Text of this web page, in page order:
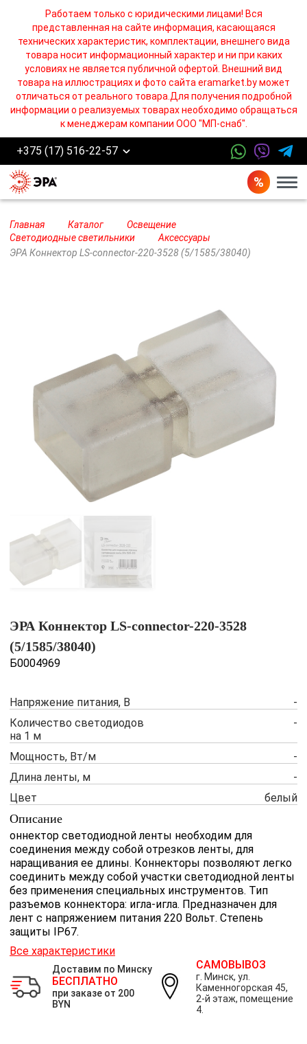
Работаем только с юридическими лицами! Вся
представленная на сайте информация, касающаяся
технических характеристик, комплектации, внешнего вида
товара носит информационный характер и ни при каких
условиях не является публичной офертой. Внешний вид
товара на иллюстрациях и фото сайта eramarket.by может
отличаться от реального товара.Для получения подробной
информации о реализуемых товарах необходимо обращаться
к менеджерам компании ООО "МП-снаб".
+375 (17) 516-22-57
Главная Каталог
Освещение
Светодиодные светильники
Аксессуары
ЭРА Коннектор LS-connector-220-3528 (5/1585/38040)
ЭРА Коннектор LS-connector-220-3528
(5/1585/38040)
Б0004969
Напряжение питания, В
-
Количество светодиодов
на 1 м
-
Мощность, Вт/м
-
Длина ленты, м
-
Цвет
белый
Описание
оннектор светодиодной ленты необходим для
соединения между собой отрезков ленты, для
наращивания ее длины. Коннекторы позволяют легко
соединить между собой участки светодиодной ленты
без применения специальных инструментов. Тип
разъемов коннектора: игла-игла. Предназначен для
лент с напряжением питания 220 Вольт. Степень
защиты IP67.
Все характеристики
Доставим по Минску
БЕСПЛАТНО
при заказе от 200
BYN
САМОВЫВОЗ
г. Минск, ул.
Каменногорская 45,
2-й этаж, помещение
4.